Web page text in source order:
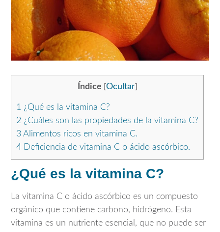
Índice Ocultar]
1 ¿Qué es la vitamina C?
2 ¿Cuáles son las propiedades de la vitamina C?
3 Alimentos ricos en vitamina C.
4 Deficiencia de vitamina C o ácido ascórbico.
¿Qué es la vitamina C?
La vitamina C o ácido ascórbico es un compuesto
orgánico que contiene carbono, hidrógeno. Esta
vitamina es un nutriente esencial, que no puede ser